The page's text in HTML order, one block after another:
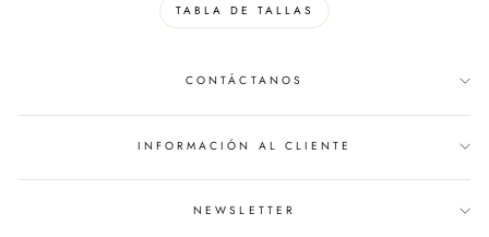
TABLA DE TALLAS
CONTÁCTANOS
INFORMACIÓN AL CLIENTE
NEWSLETTER